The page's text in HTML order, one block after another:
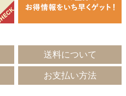
送料について
お支払い方法